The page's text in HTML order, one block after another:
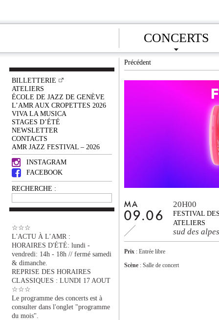
CONCERTS
BILLETTERIE
ATELIERS
ÉCOLE DE JAZZ DE GENÈVE
L’AMR AUX CROPETTES 2026
VIVA LA MUSICA
STAGES D’ÉTÉ
NEWSLETTER
CONTACTS
AMR JAZZ FESTIVAL – 2026
INSTAGRAM
FACEBOOK
RECHERCHE :
☆☆☆
L'ACTU À L’AMR :
HORAIRES D'ÉTÉ: lundi -
vendredi: 14h - 18h // fermé samedi
& dimanche.
REPRISE DES HORAIRES
CLASSIQUES : LUNDI 17 AOUT
☆☆☆
Le programme des concerts est à
consulter dans l'onglet "programme
du mois".
Précédent
MA
09.06
20H00
FESTIVAL
ATELIERS
sud des alpes
Prix : Entrée libre
Scène : Salle de concert